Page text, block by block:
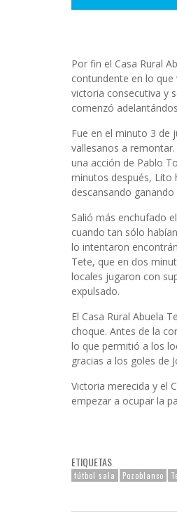
Por fin el Casa Rural
contundente en lo que
victoria consecutiva y
comenzó
Fue en el minuto 3 de
vallesanos a
una acción de Pablo
minutos después, Lito
descansando ganando
Salió más enchufado
cuando tan sólo
lo intentaron
Tete, que en dos
locales jugaron con
expulsado.
El Casa Rural Abuela
choque. Antes de la
lo que permitió a los
gracias a los goles de
Victoria merecida y el
empezar a ocupar la
ETIQUETAS
fútbol sala Pozoblanco